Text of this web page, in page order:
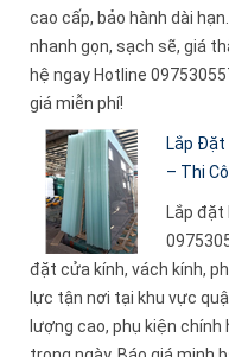
cao cấp, bảo hành dài
nhanh gọn, sạch sẽ, giá
hệ ngay Hotline
giá miễn phí!
Lắp Đặt
– Thi
Lắp đặt
đặt cửa kính, vách kính,
lực tận nơi tại khu vực
lượng cao, phụ kiện